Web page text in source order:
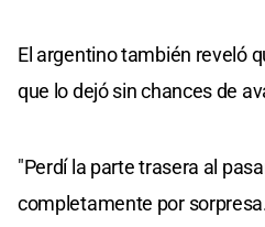
El argentino también reveló
que lo dejó sin chances de
"Perdí la parte trasera al
completamente por